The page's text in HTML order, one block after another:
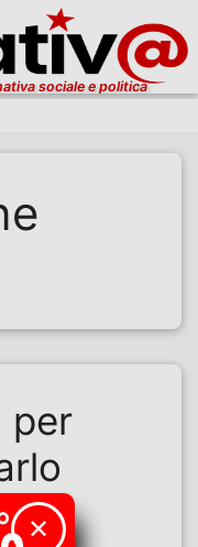
sociale e politica
per
✕